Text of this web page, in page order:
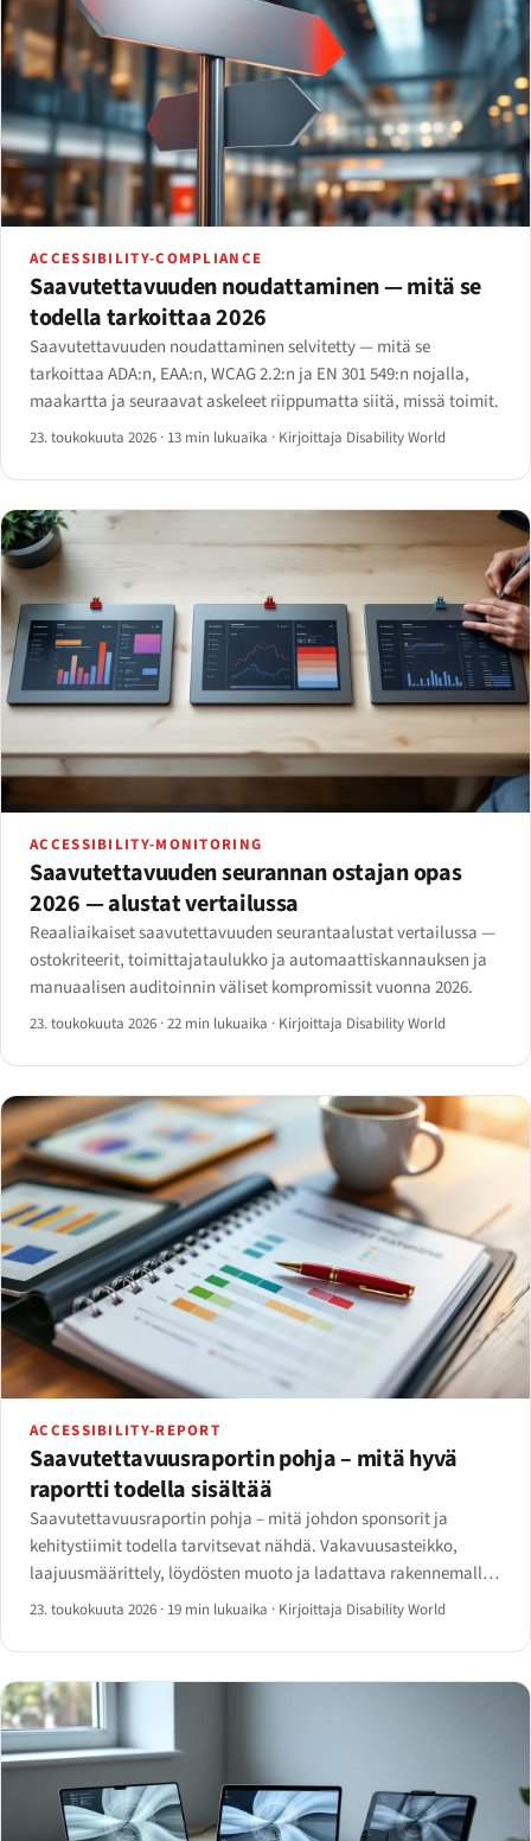
ACCESSIBILITY-COMPLIANCE
Saavutettavuuden noudattaminen — mitä se
todella tarkoittaa 2026
Saavutettavuuden noudattaminen selvitetty — mitä se
tarkoittaa ADA:n, EAA:n, WCAG 2.2:n ja EN 301 549:n nojalla,
maakartta ja seuraavat askeleet riippumatta siitä, missä toimit.
23. toukokuuta 2026 · 13 min lukuaika · Kirjoittaja Disability World
ACCESSIBILITY-MONITORING
Saavutettavuuden seurannan ostajan opas
2026 — alustat vertailussa
Reaaliaikaiset saavutettavuuden seurantaalustat vertailussa —
ostokriteerit, toimittajataulukko ja automaattiskannauksen ja
manuaalisen auditoinnin väliset kompromissit vuonna 2026.
23. toukokuuta 2026 ·22 min lukuaika · Kirjoittaja Disability World
ACCESSIBILITY-REPORT
Saavutettavuusraportin pohja – mitä hyvä
raportti todella sisältää
Saavutettavuusraportin pohja – mitä johdon sponsorit ja
kehitystiimit todella tarvitsevat nähdä. Vakavuusasteikko,
laajuusmäärittely, löydösten muoto ja ladattava rakennemalli
vuodelle 2026.
23. toukokuuta 2026 · 19 min lukuaika · Kirjoittaja Disability World